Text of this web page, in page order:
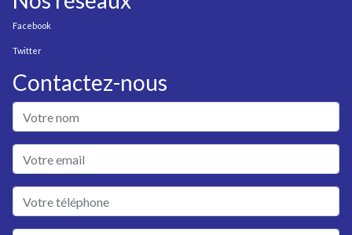
Facebook
Twitter
Contactez-nous